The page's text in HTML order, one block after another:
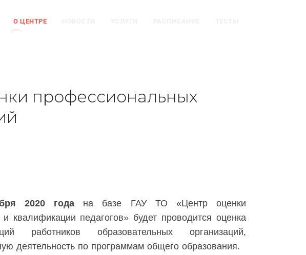
О ЦЕНТРЕ
профессиональных
2020 года на базе ГАУ ТО «Центр оценки
квалификации педагогов» будет проводится оценка
работников образовательных организаций,
деятельность по программам общего образования.